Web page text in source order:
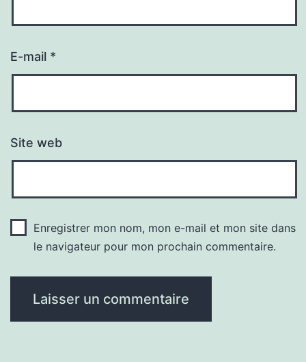
E-mail *
Site web
Enregistrer mon nom, mon e-mail et mon site dans
le navigateur pour mon prochain commentaire.